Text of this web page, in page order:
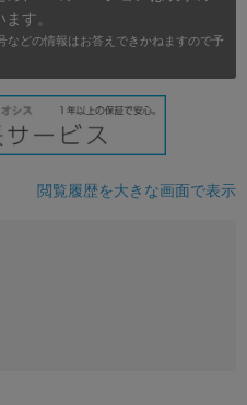
す。
などの情報はお答えできかねますので予
閲覧履歴を大きな画面で表示
円